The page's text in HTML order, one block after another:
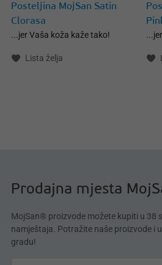
Posteljina MojSan Satin
Clorasa
...jer Vaša koža kaže tako!
Lista želja
Prodajna mjesta
MojSan® proizvode možete kupiti u 38
namještaja. Potražite naše proizvode i
gradu!